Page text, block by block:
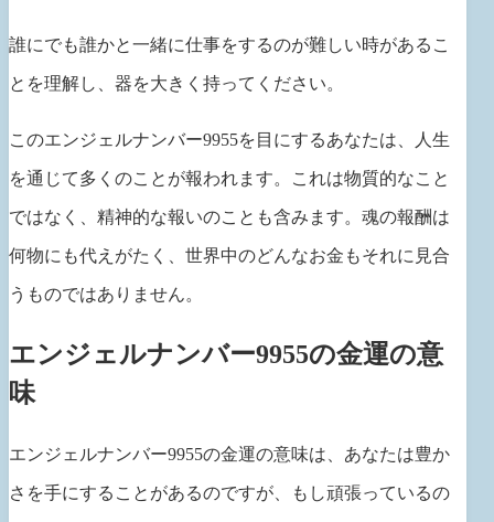
誰にでも誰かと一緒に仕事をするのが難しい時があるこ
とを理解し、器を大きく持ってください。
このエンジェルナンバー9955を目にするあなたは、人生
を通じて多くのことが報われます。これは物質的なこと
ではなく、精神的な報いのことも含みます。魂の報酬は
何物にも代えがたく、世界中のどんなお金もそれに見合
うものではありません。
エンジェルナンバー9955の金運の意
味
エンジェルナンバー9955の金運の意味は、あなたは豊か
さを手にすることがあるのですが、もし頑張っているの